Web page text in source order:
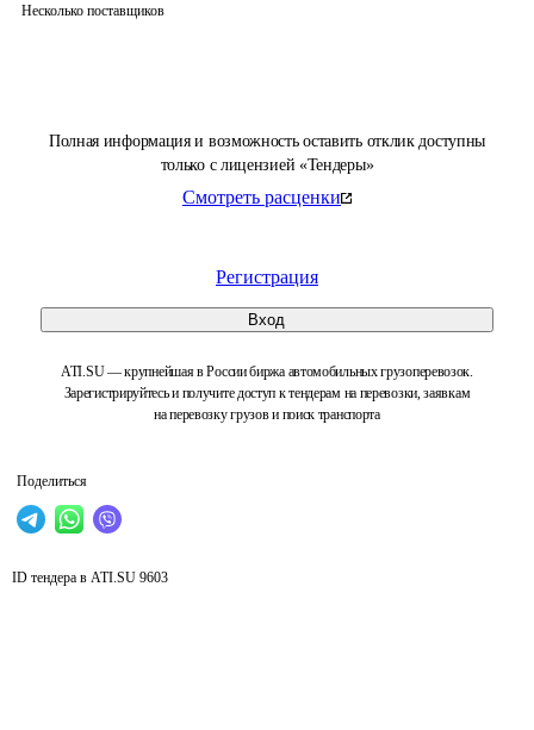
Полная информация и возможность оставить отклик доступны
только с лицензией «Тендеры»
Смотреть расценки
Регистрация
Вход
ATI.SU — крупнейшая в России биржа автомобильных грузоперевозок.
Зарегистрируйтесь и получите доступ к тендерам на перевозки, заявкам
на перевозку грузов и поиск транспорта
Поделиться
Несколько поставщиков
ID тендера в ATI.SU 9603